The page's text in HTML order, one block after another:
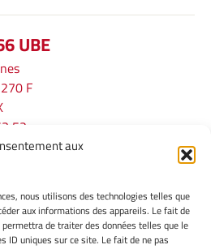
aux
nous utilisons des technologies telles que
aux informations des appareils. Le fait de
de traiter des données telles que le
ID uniques sur ce site. Le fait de ne pas
UBE
F
52
LÉGALES